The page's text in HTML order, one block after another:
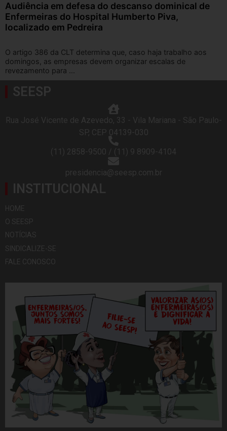
Audiência em defesa do descanso dominical de
Enfermeiras do Hospital Humberto Piva,
localizado em Pedreira
O artigo 386 da CLT determina que, caso haja trabalho aos
domingos, as empresas devem organizar escalas de
revezamento para ...
SEESP
Rua José Vicente de Azevedo, 33 - Vila Mariana - São Paulo-
SP, CEP 04139-030
(11) 2858-9500 / (11) 9 8909-4104
presidencia@seesp.com.br
INSTITUCIONAL
HOME
O SEESP
NOTÍCIAS
SINDICALIZE-SE
FALE CONOSCO